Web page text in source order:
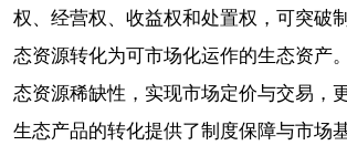
权、经营权、收益权和处置权，可突破
态资源转化为可市场化运作的生态资产
态资源稀缺性，实现市场定价与交易，
生态产品的转化提供了制度保障与市场